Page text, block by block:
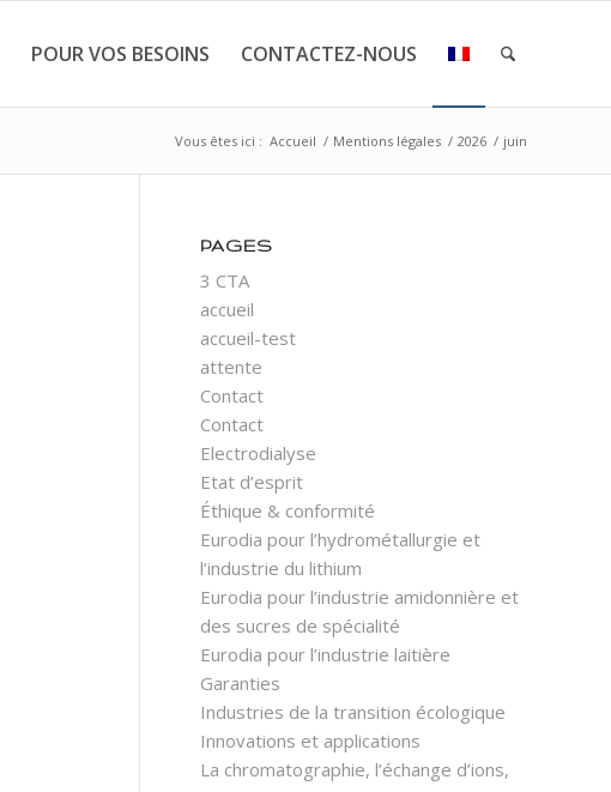
POUR VOS BESOINS CONTACTEZ-NOUS
Vous êtes ici : Accueil / Mentions légales / 2026 / juin
PAGES
3 CTA
accueil
accueil-test
attente
Contact
Contact
Electrodialyse
Etat d’esprit
Éthique & conformité
Eurodia pour l’hydrométallurgie et
l’industrie du lithium
Eurodia pour l’industrie amidonnière et
des sucres de spécialité
Eurodia pour l’industrie laitière
Garanties
Industries de la transition écologique
Innovations et applications
La chromatographie, l’échange d’ions,